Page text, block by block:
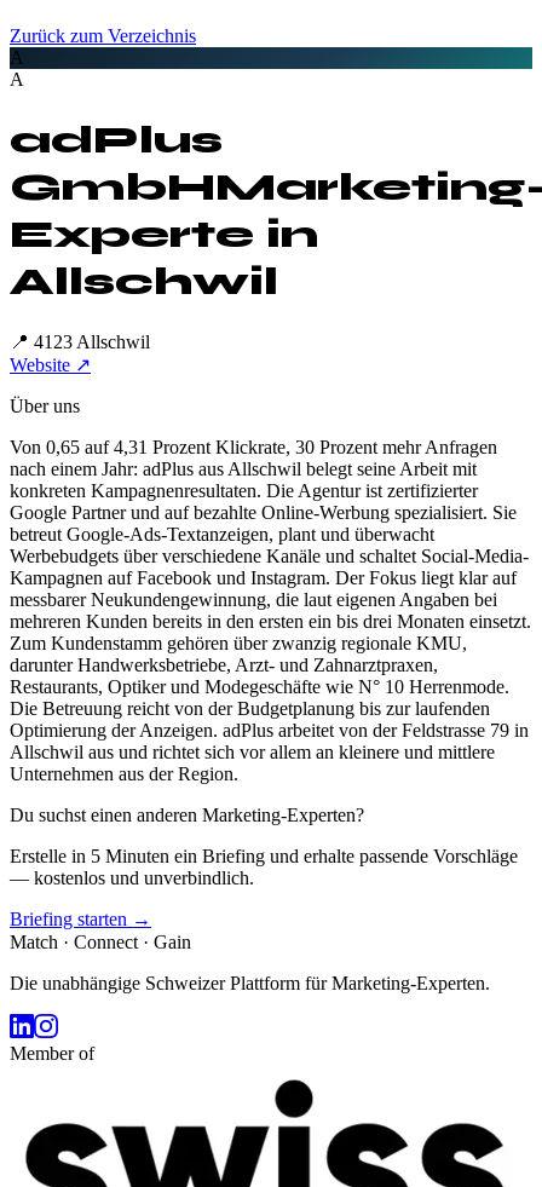
Zurück zum Verzeichnis
A
A
adPlus
GmbH
Experte in
Allschwil
📍 4123 Allschwil
Website ↗
Über uns
Von 0,65 auf 4,31 Prozent Klickrate, 30 Prozent mehr Anfragen
nach einem Jahr: adPlus aus Allschwil belegt seine Arbeit mit
konkreten Kampagnenresultaten. Die Agentur ist zertifizierter
Google Partner und auf bezahlte Online-Werbung spezialisiert. Sie
betreut Google-Ads-Textanzeigen, plant und überwacht
Werbebudgets über verschiedene Kanäle und schaltet Social-Media-
Kampagnen auf Facebook und Instagram. Der Fokus liegt klar auf
messbarer Neukundengewinnung, die laut eigenen Angaben bei
mehreren Kunden bereits in den ersten ein bis drei Monaten einsetzt.
Zum Kundenstamm gehören über zwanzig regionale KMU,
darunter Handwerksbetriebe, Arzt- und Zahnarztpraxen,
Restaurants, Optiker und Modegeschäfte wie N° 10 Herrenmode.
Die Betreuung reicht von der Budgetplanung bis zur laufenden
Optimierung der Anzeigen. adPlus arbeitet von der Feldstrasse 79 in
Allschwil aus und richtet sich vor allem an kleinere und mittlere
Unternehmen aus der Region.
Du suchst einen anderen Marketing-Experten?
Erstelle in 5 Minuten ein Briefing und erhalte passende Vorschläge
— kostenlos und unverbindlich.
Briefing starten →
Match · Connect · Gain
Die unabhängige Schweizer Plattform für Marketing-Experten.
Member of